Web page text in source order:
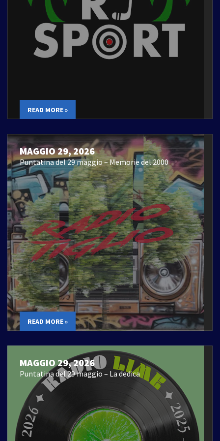
READ MORE »
MAGGIO 29, 2026
Puntatina del 29 maggio – Memorie del 2000
READ MORE »
MAGGIO 29, 2026
Puntatina del 29 maggio – La dedica